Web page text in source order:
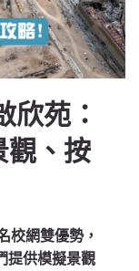
欣苑：
觀、按
校網雙優勢，
提供模擬景觀